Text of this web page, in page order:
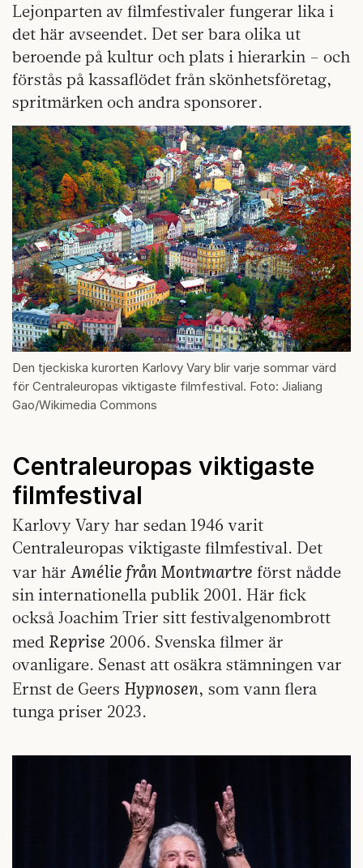
Lejonparten av filmfestivaler fungerar lika i
det här avseendet. Det ser bara olika ut
beroende på kultur och plats i hierarkin – och
förstås på kassaflödet från skönhetsföretag,
spritmärken och andra sponsorer.
Den tjeckiska kurorten Karlovy Vary blir varje sommar värd
för Centraleuropas viktigaste filmfestival. Foto: Jialiang
Gao/Wikimedia Commons
Centraleuropas viktigaste
filmfestival
Karlovy Vary har sedan 1946 varit
Centraleuropas viktigaste filmfestival. Det
var här Amélie från Montmartre först nådde
sin internationella publik 2001. Här fick
också Joachim Trier sitt festivalgenombrott
med Reprise 2006. Svenska filmer är
ovanligare. Senast att osäkra stämningen var
Ernst de Geers Hypnosen, som vann flera
tunga priser 2023.